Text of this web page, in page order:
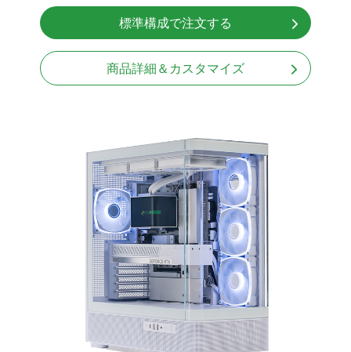
NVMeSSD 1TB
無線LAN Bluetooth対応
Windows11 Home 64bit
標準構成で注文する
商品詳細＆カスタマイズ